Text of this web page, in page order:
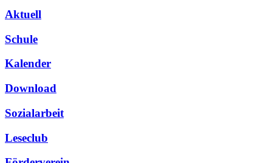
Aktuell
Schule
Kalender
Download
Sozialarbeit
Leseclub